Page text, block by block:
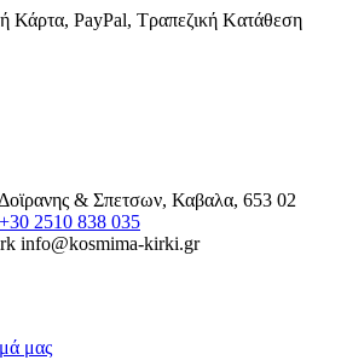
Κάρτα, PayPal, Τραπεζική Kατάθεση
Δοϊρανης & Σπετσων, Καβαλα, 653 02
+30 2510 838 035
info@kosmima-kirki.gr
μας